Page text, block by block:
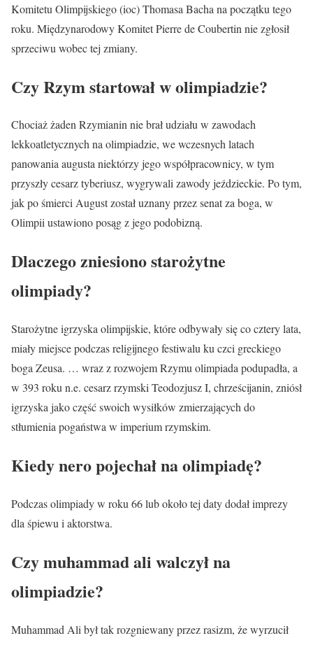
Komitetu Olimpijskiego (ioc) Thomasa Bacha na początku tego
roku. Międzynarodowy Komitet Pierre de Coubertin nie zgłosił
sprzeciwu wobec tej zmiany.
Czy Rzym startował w olimpiadzie?
Chociaż żaden Rzymianin nie brał udziału w zawodach
lekkoatletycznych na olimpiadzie, we wczesnych latach
panowania augusta niektórzy jego współpracownicy, w tym
przyszły cesarz tyberiusz, wygrywali zawody jeździeckie. Po tym,
jak po śmierci August został uznany przez senat za boga, w
Olimpii ustawiono posąg z jego podobizną.
Dlaczego zniesiono starożytne
olimpiady?
Starożytne igrzyska olimpijskie, które odbywały się co cztery lata,
miały miejsce podczas religijnego festiwalu ku czci greckiego
boga Zeusa. … wraz z rozwojem Rzymu olimpiada podupadła, a
w 393 roku n.e. cesarz rzymski Teodozjusz I, chrześcijanin, zniósł
igrzyska jako część swoich wysiłków zmierzających do
stłumienia pogaństwa w imperium rzymskim.
Kiedy nero pojechał na olimpiadę?
Podczas olimpiady w roku 66 lub około tej daty dodał imprezy
dla śpiewu i aktorstwa.
Czy muhammad ali walczył na
olimpiadzie?
Muhammad Ali był tak rozgniewany przez rasizm, że wyrzucił